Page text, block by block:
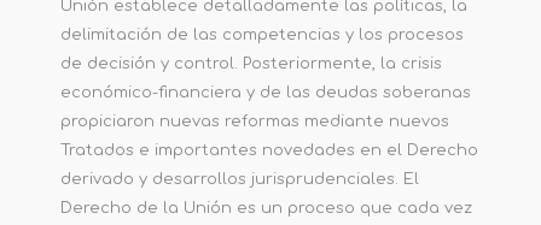
Unión establece detalladamente las políticas, la
delimitación de las competencias y los procesos
de decisión y control. Posteriormente, la crisis
económico-financiera y de las deudas soberanas
propiciaron nuevas reformas mediante nuevos
Tratados e importantes novedades en el Derecho
derivado y desarrollos jurisprudenciales. El
Derecho de la Unión es un proceso que cada vez